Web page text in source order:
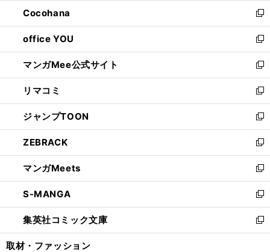
く
で
開
く
ド
ウ
で
開
く
し
い
ウ
ィ
ン
ド
ウ
で
開
く
Cocohana
新
し
い
ウ
ィ
ン
ド
ウ
で
開
く
office YOU
新
し
い
ウ
ィ
ン
ド
ウ
で
開
く
マンガMee公式サイト
新
し
い
ウ
ィ
ン
ド
ウ
で
開
く
リマコミ
新
し
い
ウ
ィ
ン
ド
ウ
で
開
く
ジャンプTOON
新
し
い
ウ
ィ
ン
ド
ウ
で
開
ZEBRACK
新
し
い
ウ
ィ
ン
ド
ウ
マンガMeets
新
し
い
ウ
ィ
ン
S-MANGA
新
し
い
ウ
集英社コミック文庫
新
し
取材・ファッション